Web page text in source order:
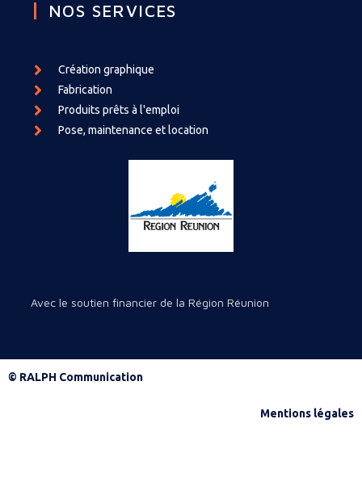
NOS SERVICES
Création graphique
Fabrication
Produits prêts à l'emploi
Pose, maintenance et location
Avec le soutien financier de la Région Réunion
© RALPH Communication
Mentions légales